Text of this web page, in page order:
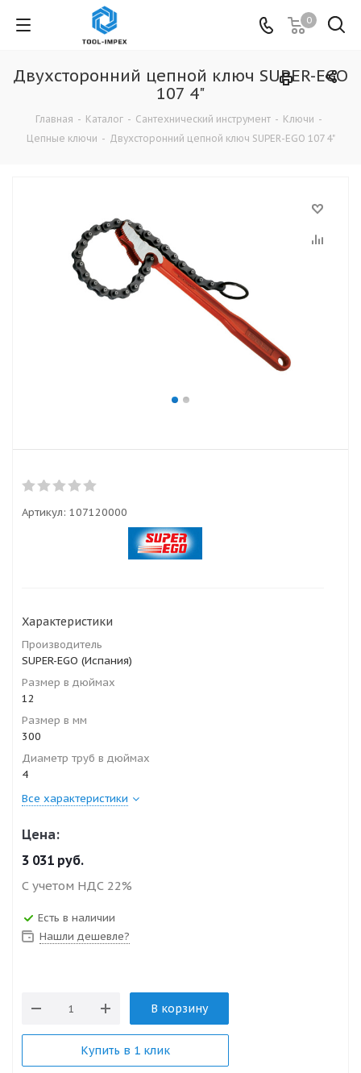
0
Двухсторонний цепной ключ SUPER-EGO
107 4"
Главная - Каталог - Сантехнический инструмент - Ключи -
Цепные ключи - Двухсторонний цепной ключ SUPER-EGO 107 4"
Артикул: 107120000
Характеристики
Производитель
SUPER-EGO (Испания)
Размер в дюймах
12
Размер в мм
300
Диаметр труб в дюймах
4
Все характеристики
Цена:
3 031 руб.
С учетом НДС 22%
Есть в наличии
Нашли дешевле?
В корзину
Купить в 1 клик